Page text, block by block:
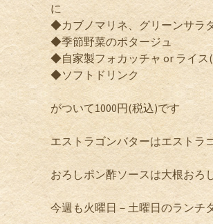
に
◆カブノマリネ、グリーンサラ
◆季節野菜のポタージュ
◆自家製フォカッチャ or ライ
◆ソフトドリンク
がついて1000円(税込)です
エストラゴンバターはエストラ
おろしポン酢ソースは大根おろ
今週も火曜日－土曜日のランチ